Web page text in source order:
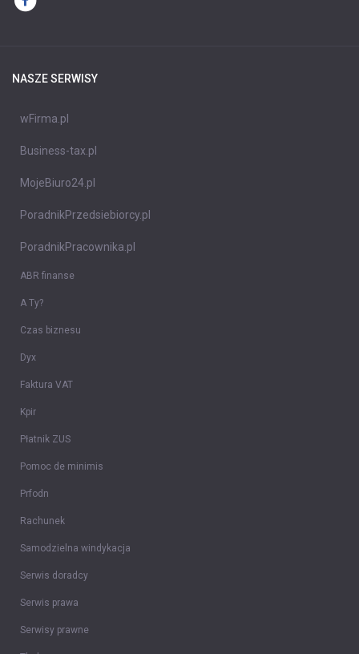
NASZE SERWISY
wFirma.pl
Business-tax.pl
MojeBiuro24.pl
PoradnikPrzedsiebiorcy.pl
PoradnikPracownika.pl
ABR finanse
A Ty?
Czas biznesu
Dyx
Faktura VAT
Kpir
Płatnik ZUS
Pomoc de minimis
Prfodn
Rachunek
Samodzielna windykacja
Serwis doradcy
Serwis prawa
Serwisy prawne